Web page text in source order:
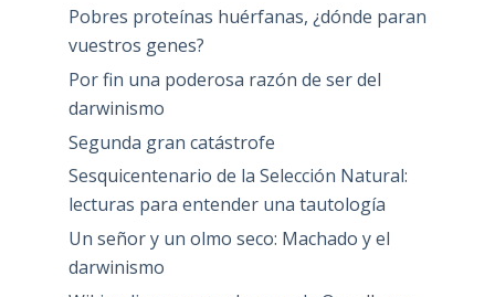
Pobres proteínas huérfanas, ¿dónde paran
vuestros genes?
Por fin una poderosa razón de ser del
darwinismo
Segunda gran catástrofe
Sesquicentenario de la Selección Natural:
lecturas para entender una tautología
Un señor y un olmo seco: Machado y el
darwinismo